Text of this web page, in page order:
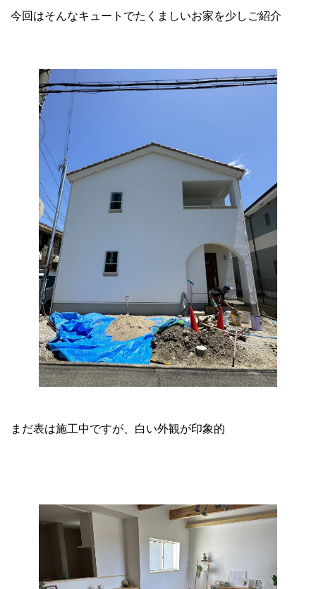
今回はそんなキュートでたくましいお家を少しご紹介
まだ表は施工中ですが、白い外観が印象的